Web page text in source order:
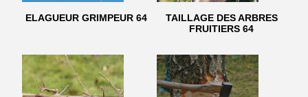
ELAGUEUR GRIMPEUR 64
TAILLAGE DES ARBRES
FRUITIERS 64